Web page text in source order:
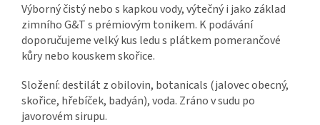
Výborný čistý nebo s kapkou vody, výtečný i jako základ
zimního G&T s prémiovým tonikem. K podávání
doporučujeme velký kus ledu s plátkem pomerančové
kůry nebo kouskem skořice.
Složení: destilát z obilovin, botanicals (jalovec obecný,
skořice, hřebíček, badyán), voda. Zráno v sudu po
javorovém sirupu.